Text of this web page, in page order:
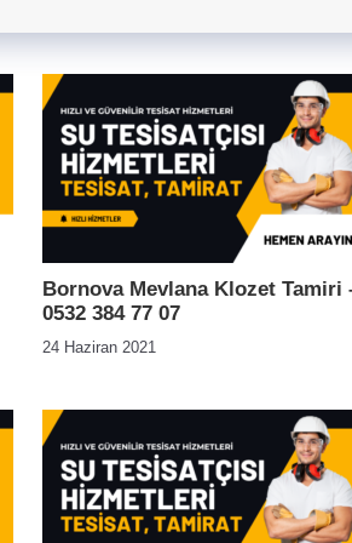
Bornova Mevlana Klozet Tamiri
0532 384 77 07
24 Haziran 2021